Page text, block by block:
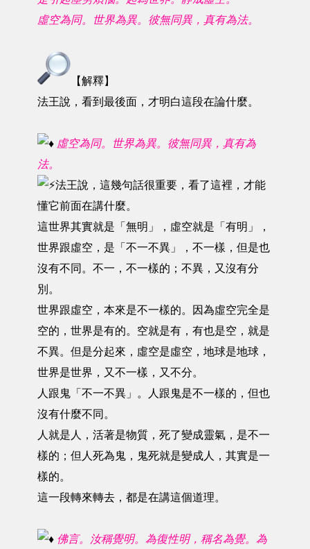
虛空為同。世界為異。彼無同異，真有為法。
【解釋】
法王說，看到最後面，才明白這段在論什麼。
虛空為同。世界為異。彼無同異，真有為
法。
法王說，這幾句話很重要，看了這裡，才能
懂它前面在講什麼。
這世界其實就是「無明」，虛空就是「有明」，
世界跟虛空，是「不一不異」，不一樣，但是也
沒有不同。不一，不一樣的；不異，又沒有分
別。
世界跟虛空，本來是不一樣的。因為虛空完全是
空的，世界是有的。空就是有，有也是空，就是
不異。但是分起來，虛空是虛空，地球是地球，
世界是世界，又不一樣，又不分。
人跟鬼「不一不異」。人跟鬼是不一樣的，但也
沒有什麼不同。
人就是人，活著是物質，死了變成靈氣，是不一
樣的；但人死為鬼，鬼死就是變成人，其實是一
樣的。
這一段轉來轉去，都是在講這個道理。
佛言。汝稱覺明。為復性明，稱名為覺。為